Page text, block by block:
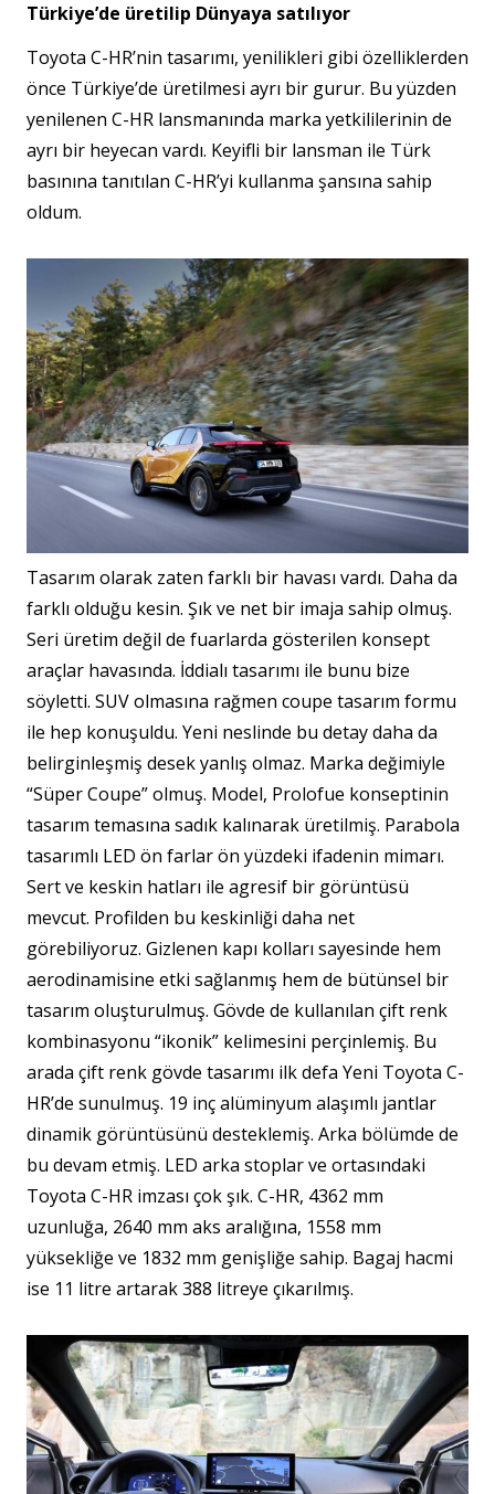
Türkiye’de üretilip Dünyaya satılıyor
Toyota C-HR’nin tasarımı, yenilikleri gibi özelliklerden
önce Türkiye’de üretilmesi ayrı bir gurur. Bu yüzden
yenilenen C-HR lansmanında marka yetkililerinin de
ayrı bir heyecan vardı. Keyifli bir lansman ile Türk
basınına tanıtılan C-HR’yi kullanma şansına sahip
oldum.
Tasarım olarak zaten farklı bir havası vardı. Daha da
farklı olduğu kesin. Şık ve net bir imaja sahip olmuş.
Seri üretim değil de fuarlarda gösterilen konsept
araçlar havasında. İddialı tasarımı ile bunu bize
söyletti. SUV olmasına rağmen coupe tasarım formu
ile hep konuşuldu. Yeni neslinde bu detay daha da
belirginleşmiş desek yanlış olmaz. Marka değimiyle
“Süper Coupe” olmuş. Model, Prolofue konseptinin
tasarım temasına sadık kalınarak üretilmiş. Parabola
tasarımlı LED ön farlar ön yüzdeki ifadenin mimarı.
Sert ve keskin hatları ile agresif bir görüntüsü
mevcut. Profilden bu keskinliği daha net
görebiliyoruz. Gizlenen kapı kolları sayesinde hem
aerodinamisine etki sağlanmış hem de bütünsel bir
tasarım oluşturulmuş. Gövde de kullanılan çift renk
kombinasyonu “ikonik” kelimesini perçinlemiş. Bu
arada çift renk gövde tasarımı ilk defa Yeni Toyota C-
HR’de sunulmuş. 19 inç alüminyum alaşımlı jantlar
dinamik görüntüsünü desteklemiş. Arka bölümde de
bu devam etmiş. LED arka stoplar ve ortasındaki
Toyota C-HR imzası çok şık. C-HR, 4362 mm
uzunluğa, 2640 mm aks aralığına, 1558 mm
yüksekliğe ve 1832 mm genişliğe sahip. Bagaj hacmi
ise 11 litre artarak 388 litreye çıkarılmış.